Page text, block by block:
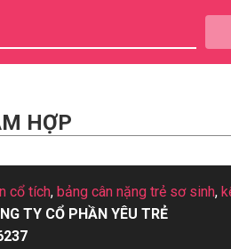
HỢP
cổ tích, bảng cân nặng trẻ sơ sinh,
TY CỔ PHẦN YÊU TRẺ